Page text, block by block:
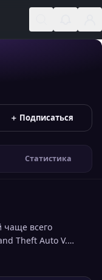
＋ Подписаться
Статистика
чаще всего
Theft Auto V.
место.